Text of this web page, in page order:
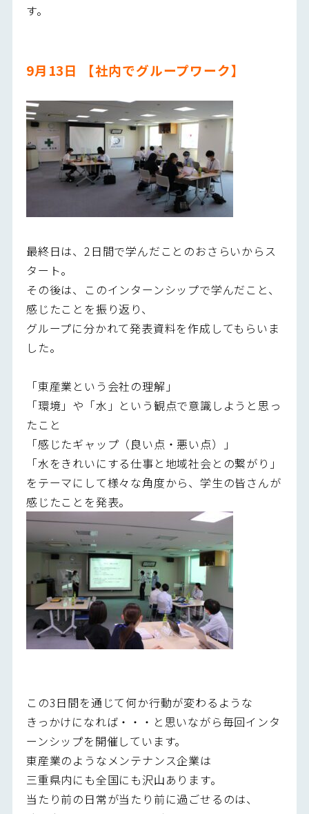
す。
9月13日 【社内でグループワーク】
最終日は、2日間で学んだことのおさらいからス
タート。
その後は、このインターンシップで学んだこと、
感じたことを振り返り、
グループに分かれて発表資料を作成してもらいま
した。
「東産業という会社の理解」
「環境」や「水」という観点で意識しようと思っ
たこと
「感じたギャップ（良い点・悪い点）」
「水をきれいにする仕事と地域社会との繋がり」
をテーマにして様々な角度から、学生の皆さんが
感じたことを発表。
この3日間を通じて何か行動が変わるような
きっかけになれば・・・と思いながら毎回インタ
ーンシップを開催しています。
東産業のようなメンテナンス企業は
三重県内にも全国にも沢山あります。
当たり前の日常が当たり前に過ごせるのは、